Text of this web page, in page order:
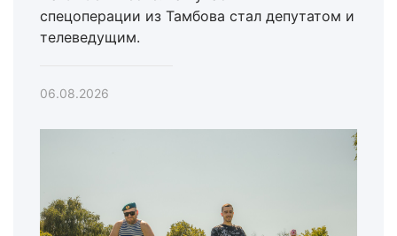
спецоперации из Тамбова стал депутатом и
телеведущим.
06.08.2026